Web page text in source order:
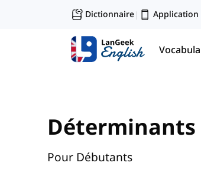
Dictionnaire|
Déterminants
Pour Débutants